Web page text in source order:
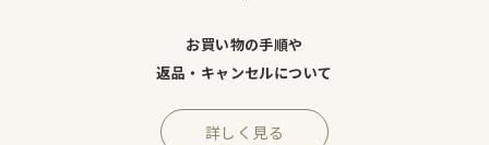
お買い物の手順や
返品・キャンセルについて
詳しく見る